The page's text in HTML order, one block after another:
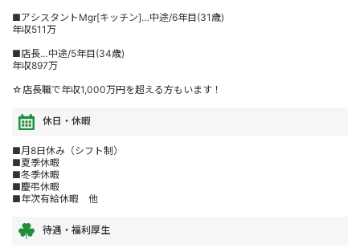
■アシスタントMgr[キッチン]…中途/6年目(31歳)
年収511万
■店長…中途/5年目(34歳)
年収897万
☆店長職で年収1,000万円を超える方もいます！
休日・休暇
■月8日休み（シフト制）
■夏季休暇
■冬季休暇
■慶弔休暇
■年次有給休暇 他
待遇・福利厚生